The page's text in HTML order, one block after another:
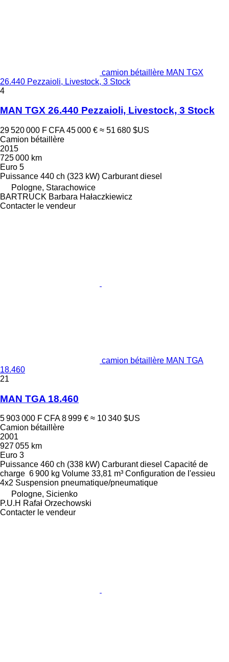
camion bétaillère MAN TGX
26.440 Pezzaioli, Livestock, 3 Stock
4
MAN TGX 26.440 Pezzaioli, Livestock, 3 Stock
29 520 000 F CFA 45 000 € ≈ 51 680 $US
Camion bétaillère
2015
725 000 km
Euro 5
Puissance 440 ch (323 kW) Carburant diesel
Pologne, Starachowice
BARTRUCK Barbara Hałaczkiewicz
Contacter le vendeur
camion bétaillère MAN TGA
18.460
21
MAN TGA 18.460
5 903 000 F CFA 8 999 € ≈ 10 340 $US
Camion bétaillère
2001
927 055 km
Euro 3
Puissance 460 ch (338 kW) Carburant diesel Capacité de
charge 6 900 kg Volume 33,81 m³ Configuration de l'essieu
4x2 Suspension pneumatique/pneumatique
Pologne, Sicienko
P.U.H Rafał Orzechowski
Contacter le vendeur